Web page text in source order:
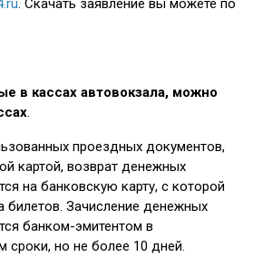
. Скачать заявление вы можете по
в кассах автовокзала, можно
.
проездных документов,
картой, возврат денежных
на банковскую карту, с которой
билетов. Зачисление денежных
банком-эмитентом в
сроки, но не более 10 дней.